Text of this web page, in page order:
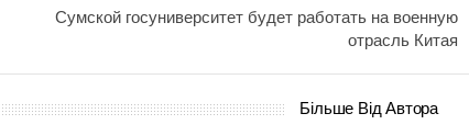
Сумской госуниверситет будет работать на военную
отрасль Китая
Більше Від Автора